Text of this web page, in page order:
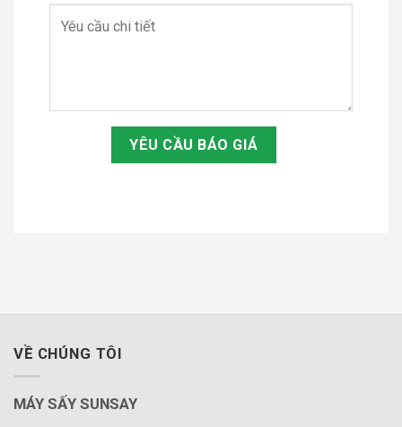
VỀ CHÚNG TÔI
MÁY SẤY SUNSAY